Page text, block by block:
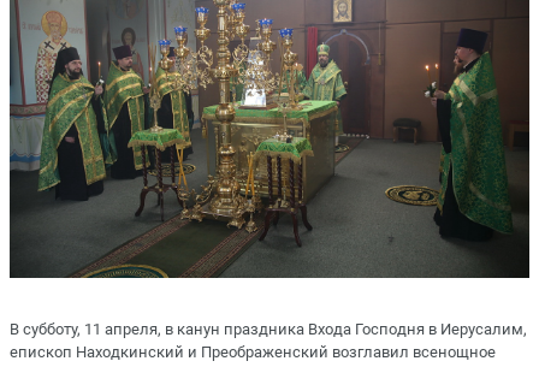
В субботу, 11 апреля, в канун праздника Входа Господня в Иерусалим,
епископ Находкинский и Преображенский возглавил всенощное